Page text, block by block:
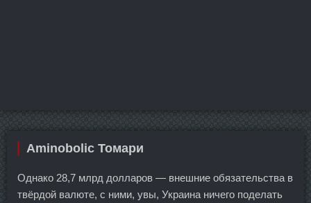
Aminobolic Томари
Однако 28,7 млрд долларов — внешние обязательства в
твёрдой валюте, с ними, увы, Украина ничего поделать